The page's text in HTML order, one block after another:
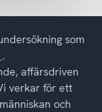
som
.
affärsdriven
verkar för ett
och